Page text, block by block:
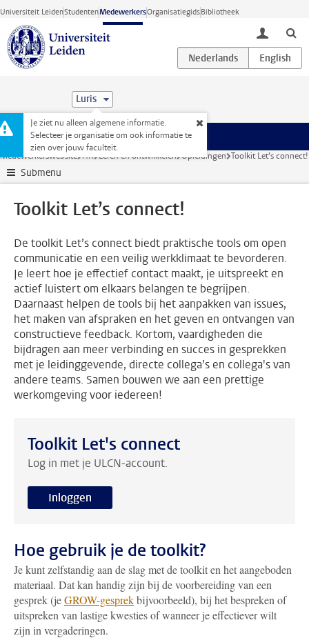
Ga direct naar de inhoud
Universiteit LeidenStudentenMedewerkersOrganisatiegidsBibliotheek
toggle
Luris
Je ziet nu alleen algemene informatie.
Selecteer je organisatie om ook informatie te
zien over jouw faculteit.
Menu
Medewerkerswebsite HR Leren en ontwikkelen Opleidingen Toolkit Let’s connect!
Submenu
Toolkit Let’s connect!
De toolkit Let’s connect biedt praktische tools om open
communicatie en een veilig werkklimaat te bevorderen.
Je leert hoe je effectief contact maakt, je uitspreekt en
actief luistert om elkaars belangen te begrijpen.
Daarnaast helpen de tools bij het aanpakken van issues,
het maken van afspraken en het geven en ontvangen van
constructieve feedback. Kortom, vaardigheden die
bijdragen aan meer verbinding en succes in gesprekken
met je leidinggevende, directe collega’s en collega's van
andere teams. Samen bouwen we aan een prettige
werkomgeving voor iedereen!
Toolkit Let's connect
Log in met je ULCN-account.
Inloggen
Hoe gebruik je de toolkit?
Je kunt zelfstandig aan de slag met de toolkit en het aangeboden
materiaal. Dat kan handig zijn bij de voorbereiding van een
gesprek (jeGROW-gesprekbijvoorbeeld), bij het bespreken of
uitspreken van lastige kwesties of wanneer je effectiever wilt
zijn in vergaderingen.